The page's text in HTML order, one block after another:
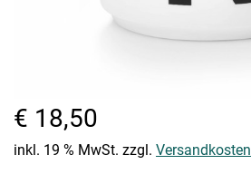
€ 18,50
inkl. 19 % MwSt. zzgl. Versandkosten